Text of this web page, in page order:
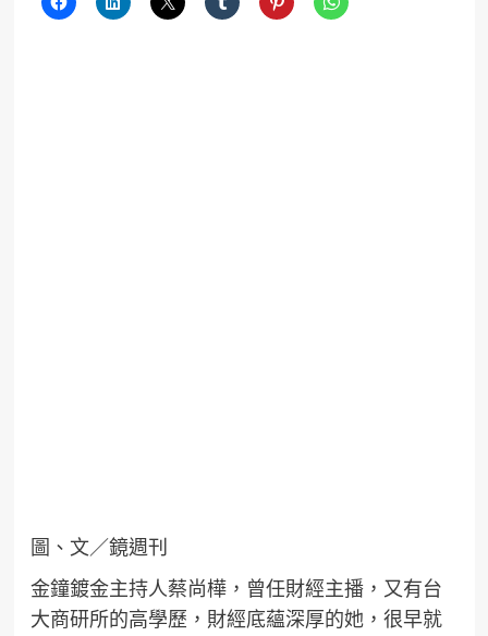
圖、文／鏡週刊
金鐘鍍金主持人蔡尚樺，曾任財經主播，又有台
大商研所的高學歷，財經底蘊深厚的她，很早就